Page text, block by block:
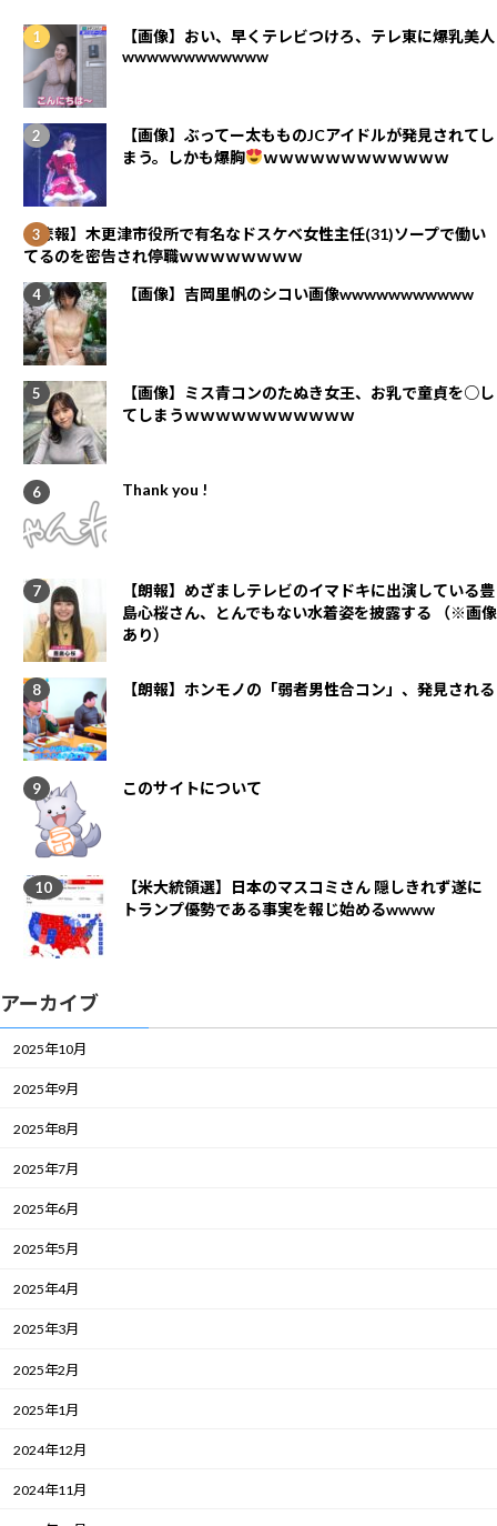
【画像】おい、早くテレビつけろ、テレ東に爆乳美人
wwwwwwwwwwww
【画像】ぶってー太もものJCアイドルが発見されてし
まう。しかも爆胸
ｗｗｗｗｗｗｗｗｗｗｗｗ
【悲報】木更津市役所で有名なドスケベ女性主任(31)ソープで働い
てるのを密告され停職ｗｗｗｗｗｗｗｗ
【画像】吉岡里帆のシコい画像wwwwwwwwwww
【画像】ミス青コンのたぬき女王、お乳で童貞を○し
てしまうｗｗｗｗｗｗｗｗｗｗｗ
Thank you !
【朗報】めざましテレビのイマドキに出演している豊
島心桜さん、とんでもない水着姿を披露する （※画像
あり）
【朗報】ホンモノの「弱者男性合コン」、発見される
このサイトについて
【米大統領選】日本のマスコミさん 隠しきれず遂に
トランプ優勢である事実を報じ始めるwwww
アーカイブ
2025年10月
2025年9月
2025年8月
2025年7月
2025年6月
2025年5月
2025年4月
2025年3月
2025年2月
2025年1月
2024年12月
2024年11月